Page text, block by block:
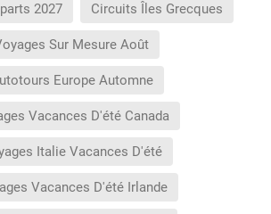
2027 Circuits Îles Grecques
Sur Mesure Août
Europe Automne
Vacances D'été Canada
Italie Vacances D'été
Vacances D'été Irlande